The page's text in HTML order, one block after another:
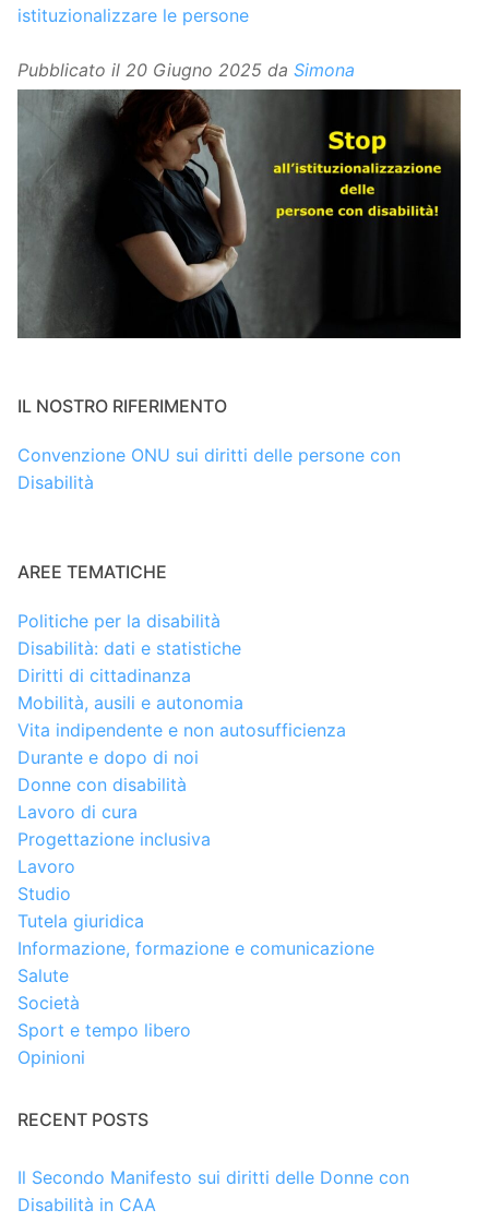
istituzionalizzare le persone
Pubblicato il 20 Giugno 2025 da Simona
IL NOSTRO RIFERIMENTO
Convenzione ONU sui diritti delle persone con
Disabilità
AREE TEMATICHE
Politiche per la disabilità
Disabilità: dati e statistiche
Diritti di cittadinanza
Mobilità, ausili e autonomia
Vita indipendente e non autosufficienza
Durante e dopo di noi
Donne con disabilità
Lavoro di cura
Progettazione inclusiva
Lavoro
Studio
Tutela giuridica
Informazione, formazione e comunicazione
Salute
Società
Sport e tempo libero
Opinioni
RECENT POSTS
Il Secondo Manifesto sui diritti delle Donne con
Disabilità in CAA